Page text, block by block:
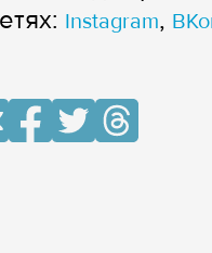
Instagram,